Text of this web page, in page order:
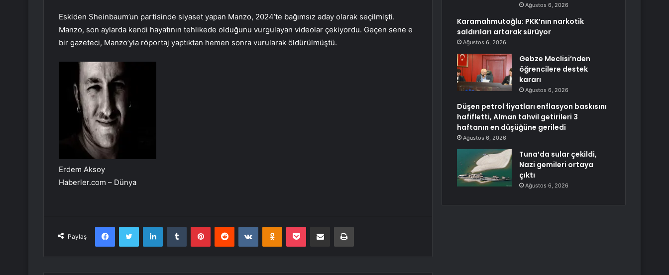
Eskiden Sheinbaum’un partisinde siyaset yapan Manzo, 2024’te bağımsız aday olarak seçilmişti.
Manzo, son aylarda kendi hayatının tehlikede olduğunu vurgulayan videolar çekiyordu. Geçen sene e
bir gazeteci, Manzo’yla röportaj yaptıktan hemen sonra vurularak öldürülmüştü.
Erdem Aksoy
Haberler.com – Dünya
Paylaş
FacebookTwitter LinkedInTumblr PinterestReddit VKontakteOdnoklassniki
Pocket E-Posta ile paylaş Yazdır
Ağustos 6, 2026
Karamahmutoğlu: PKK’nın narkotik
saldırıları artarak sürüyor
Ağustos 6, 2026
Gebze Meclisi’nden
öğrencilere destek
kararı
Ağustos 6, 2026
Düşen petrol fiyatları enflasyon baskısını
hafifletti, Alman tahvil getirileri 3
haftanın en düşüğüne geriledi
Ağustos 6, 2026
Tuna’da sular çekildi,
Nazi gemileri ortaya
çıktı
Ağustos 6, 2026